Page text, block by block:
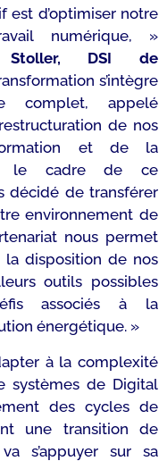
est d’optimiser notre
numérique, »
DSI de
s’intègre
complet, appelé
de nos
et de la
le cadre de ce
décidé de transférer
environnement de
nous permet
la disposition de nos
outils possibles
associés à la
énergétique. »
à la complexité
systèmes de Digital
des cycles de
une transition de
s’appuyer sur sa